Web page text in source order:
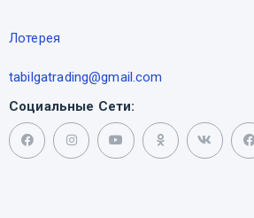
Лотерея
tabilgatrading@gmail.com
Социальные Сети: